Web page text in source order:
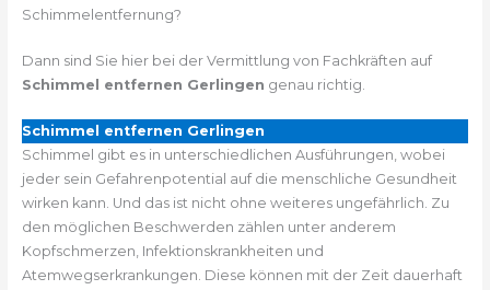
Schimmelentfernung?
Dann sind Sie hier bei der Vermittlung von Fachkräften auf
Schimmel entfernen Gerlingen genau richtig.
Schimmel entfernen Gerlingen
Schimmel gibt es in unterschiedlichen Ausführungen, wobei
jeder sein Gefahrenpotential auf die menschliche Gesundheit
wirken kann. Und das ist nicht ohne weiteres ungefährlich. Zu
den möglichen Beschwerden zählen unter anderem
Kopfschmerzen, Infektionskrankheiten und
Atemwegserkrankungen. Diese können mit der Zeit dauerhaft